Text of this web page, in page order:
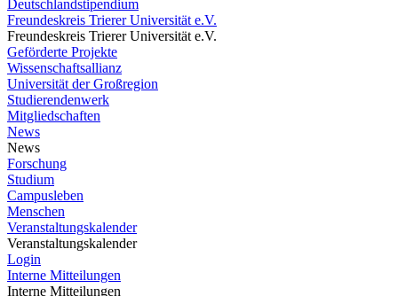
Deutschlandstipendium
Freundeskreis Trierer Universität e.V.
Freundeskreis Trierer Universität e.V.
Geförderte Projekte
Wissenschaftsallianz
Universität der Großregion
Studierendenwerk
Mitgliedschaften
News
News
Forschung
Studium
Campusleben
Menschen
Veranstaltungskalender
Veranstaltungskalender
Login
Interne Mitteilungen
Interne Mitteilungen